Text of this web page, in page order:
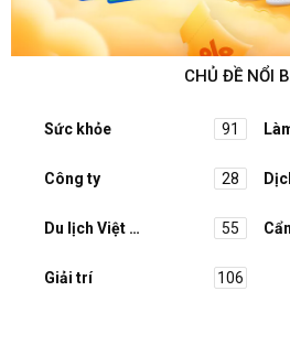
CHỦ ĐỀ NỔI
Sức khỏe 91
Công ty 28
Du lịch Việt Nam 55
Giải trí 106